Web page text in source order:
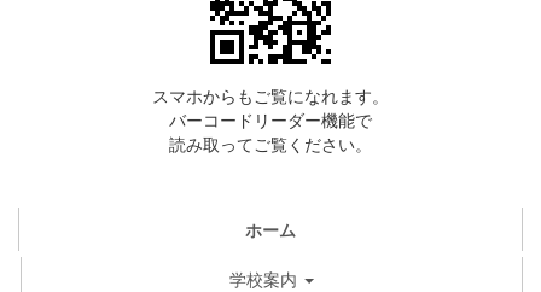
スマホからもご覧になれます。
バーコードリーダー機能で
読み取ってご覧ください。
ホーム
学校案内